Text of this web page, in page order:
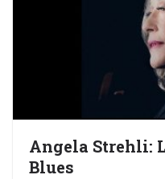
Angela Strehli:
Blues